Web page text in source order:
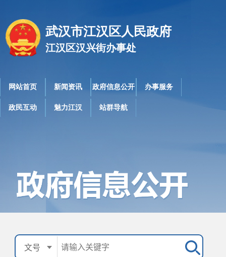
武汉市江汉区人民政府
江汉区汉兴街办事处
网站首页 新闻资讯 政府信息公开 办事服务
政民互动 魅力江汉 站群导航